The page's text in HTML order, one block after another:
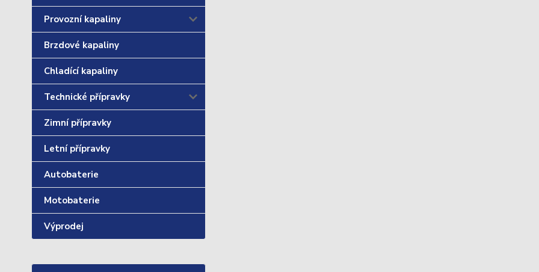
Provozní kapaliny
Brzdové kapaliny
Chladící kapaliny
Technické přípravky
Zimní přípravky
Letní přípravky
Autobaterie
Motobaterie
Výprodej